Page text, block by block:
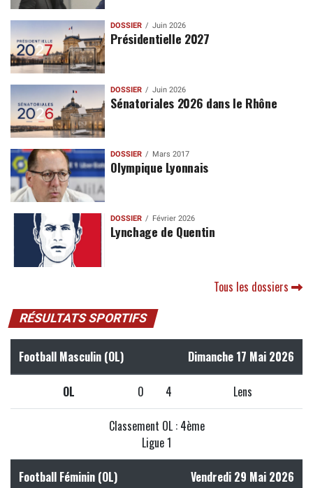
DOSSIER Juin 2026
Présidentielle 2027
DOSSIER Juin 2026
Sénatoriales 2026 dans le Rhône
DOSSIER Mars 2017
Olympique Lyonnais
DOSSIER Février 2026
Lynchage de Quentin
Tous les dossiers
RÉSULTATS SPORTIFS
Football Masculin (OL) Dimanche 17 Mai 2026
OL 0 4 Lens
Classement OL : 4ème
Ligue 1
Football Féminin (OL) Vendredi 29 Mai 2026